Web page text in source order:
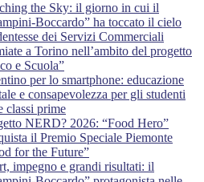
the Sky: il giorno in cui il
Boccardo” ha toccato il cielo
dei Servizi Commerciali
a Torino nell’ambito del progetto
e Scuola”
per lo smartphone: educazione
e consapevolezza per gli studenti
classi prime
NERD? 2026: “Food Hero”
il Premio Speciale Piemonte
for the Future”
impegno e grandi risultati: il